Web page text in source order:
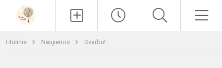
Titulinis Naujienos Svarbu!